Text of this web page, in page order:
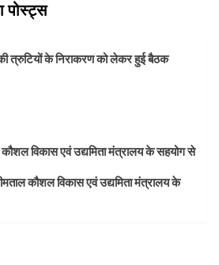
पोस्ट्स
त्रुटियों के निराकरण को लेकर हुई बैठक
विकास एवं उद्यमिता मंत्रालय के सहयोग से
कौशल विकास एवं उद्यमिता मंत्रालय के